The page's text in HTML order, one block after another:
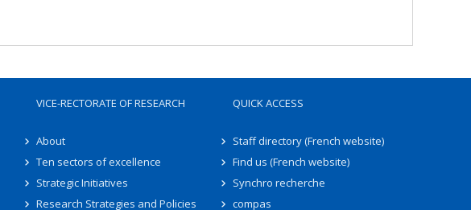
VICE-RECTORATE OF RESEARCH
About
Ten sectors of excellence
Strategic Initiatives
Research Strategies and Policies
QUICK ACCESS
Staff directory (French website)
Find us (French website)
Synchro recherche
compas